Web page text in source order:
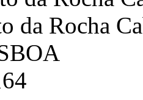
da Rocha